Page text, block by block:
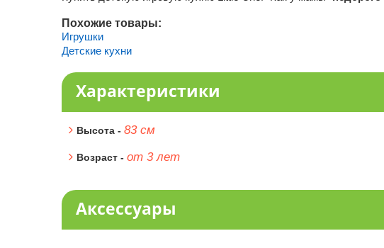
Похожие товары:
Игрушки
Детские кухни
Характеристики
Высота - 83 см
Возраст - от 3 лет
Аксессуары